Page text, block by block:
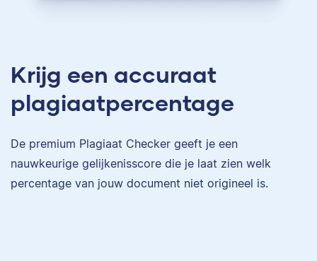
Krijg een accuraat
plagiaatpercentage
De premium Plagiaat Checker geeft je een
nauwkeurige gelijkenisscore die je laat zien welk
percentage van jouw document niet origineel is.